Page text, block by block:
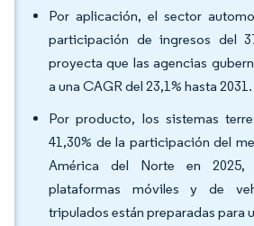
Por aplicación, el sector
participación de ingresos del
proyecta que las agencias
a una CAGR del 23,1% hasta 2031.
Por producto, los sistemas
41,30% de la participación del
América del Norte en 2025,
plataformas móviles y de
tripulados están preparadas para